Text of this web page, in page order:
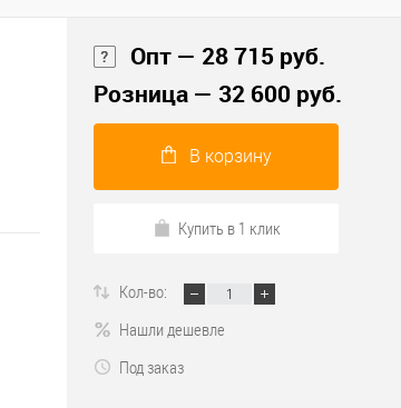
Опт — 28 715 руб.
Розница — 32 600 руб.
В корзину
Купить в 1 клик
Кол-во:
Нашли дешевле
Под заказ